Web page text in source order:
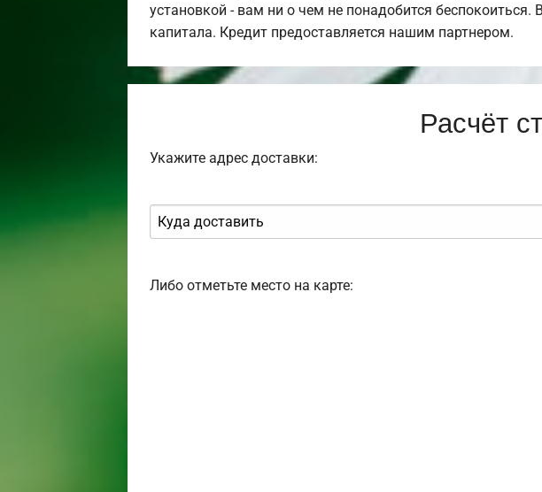
установкой - вам ни о чем не понадобится
капитала. Кредит предоставляется нашим партнером.
Расчёт
Укажите адрес доставки:
Либо отметьте место на карте: